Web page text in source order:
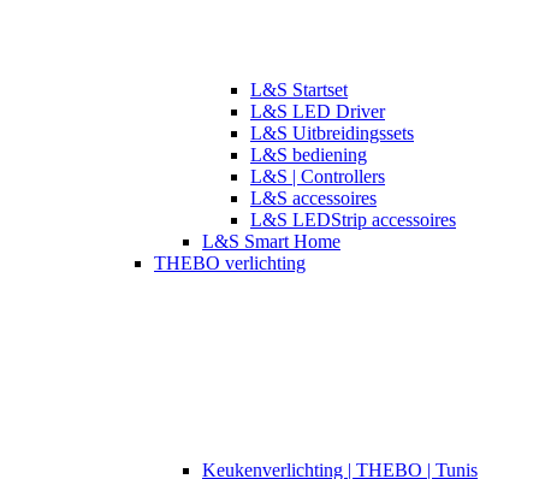
L&S Startset
L&S LED Driver
L&S Uitbreidingssets
L&S bediening
L&S | Controllers
L&S accessoires
L&S LEDStrip accessoires
L&S Smart Home
THEBO verlichting
​​Keukenverlichting | THEBO | Tunis